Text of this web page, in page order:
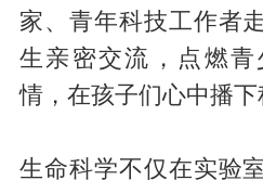
家、青年科技工作者
生亲密交流，点燃
情，在孩子们心中播下
生命科学不仅在实验